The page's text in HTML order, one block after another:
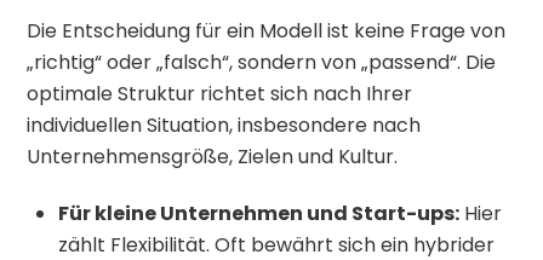
Die Entscheidung für ein Modell ist keine Frage von
„richtig“ oder „falsch“, sondern von „passend“. Die
optimale Struktur richtet sich nach Ihrer
individuellen Situation, insbesondere nach
Unternehmensgröße, Zielen und Kultur.
Für kleine Unternehmen und Start-ups: Hier
zählt Flexibilität. Oft bewährt sich ein hybrider